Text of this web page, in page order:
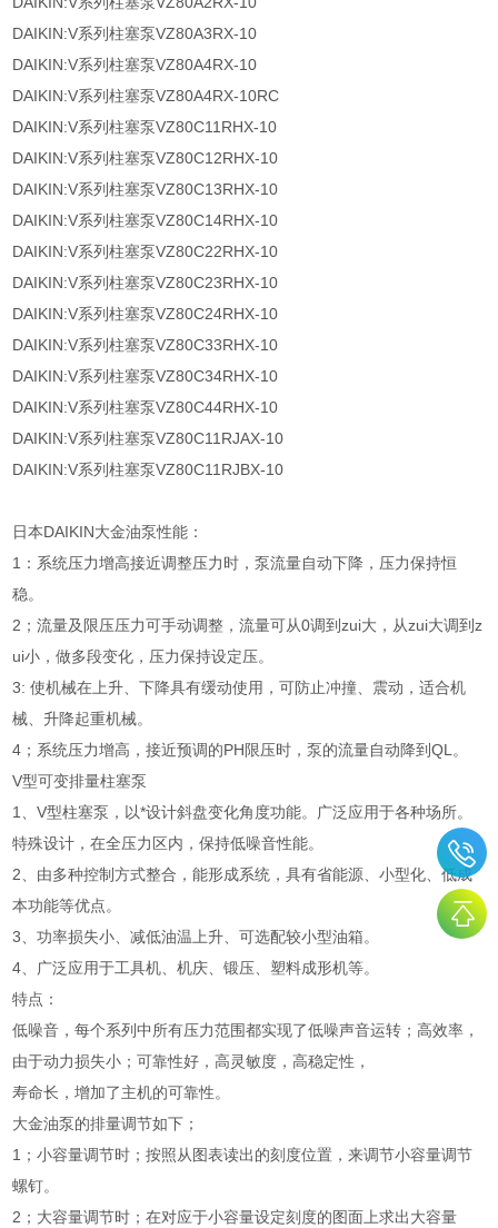
DAIKIN:V系列柱塞泵VZ80A3RX-10
DAIKIN:V系列柱塞泵VZ80A4RX-10
DAIKIN:V系列柱塞泵VZ80A4RX-10RC
DAIKIN:V系列柱塞泵VZ80C11RHX-10
DAIKIN:V系列柱塞泵VZ80C12RHX-10
DAIKIN:V系列柱塞泵VZ80C13RHX-10
DAIKIN:V系列柱塞泵VZ80C14RHX-10
DAIKIN:V系列柱塞泵VZ80C22RHX-10
DAIKIN:V系列柱塞泵VZ80C23RHX-10
DAIKIN:V系列柱塞泵VZ80C24RHX-10
DAIKIN:V系列柱塞泵VZ80C33RHX-10
DAIKIN:V系列柱塞泵VZ80C34RHX-10
DAIKIN:V系列柱塞泵VZ80C44RHX-10
DAIKIN:V系列柱塞泵VZ80C11RJAX-10
DAIKIN:V系列柱塞泵VZ80C11RJBX-10
日本DAIKIN大金油泵性能：
1：系统压力增高接近调整压力时，泵流量自动下降，压力保持恒
稳。
2；流量及限压压力可手动调整，流量可从0调到zui大，从zui大调到z
ui小，做多段变化，压力保持设定压。
3: 使机械在上升、下降具有缓动使用，可防止冲撞、震动，适合机
械、升降起重机械。
4；系统压力增高，接近预调的PH限压时，泵的流量自动降到QL。
V型可变排量柱塞泵
1、V型柱塞泵，以*设计斜盘变化角度功能。广泛应用于各种场所。
特殊设计，在全压力区内，保持低噪音性能。
2、由多种控制方式整合，能形成系统，具有省能源、小型化、低成
本功能等优点。
3、功率损失小、减低油温上升、可选配较小型油箱。
4、广泛应用于工具机、机庆、锻压、塑料成形机等。
特点：
低噪音，每个系列中所有压力范围都实现了低噪声音运转；高效率，
由于动力损失小；可靠性好，高灵敏度，高稳定性，
寿命长，增加了主机的可靠性。
大金油泵的排量调节如下；
1；小容量调节时；按照从图表读出的刻度位置，来调节小容量调节
螺钉。
2；大容量调节时；在对应于小容量设定刻度的图面上求出大容量